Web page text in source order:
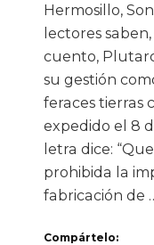
Hermosillo,
lectores
cuento,
su gestión
feraces tierras
expedido el 8
letra dice:
prohibida la
fabricación de
Compártelo: